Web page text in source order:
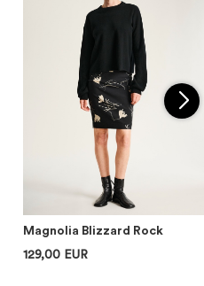
Magnolia Blizzard Rock
129,00 EUR